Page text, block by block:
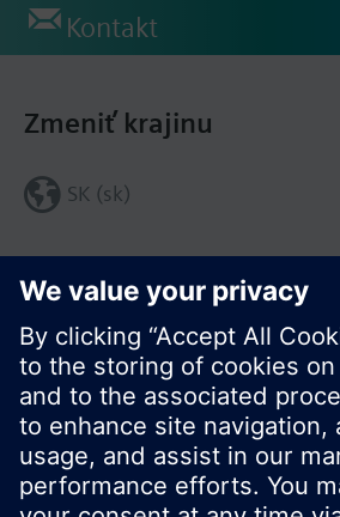
Kontakt
Zdieľať túto stránku:
Zmeniť krajinu
SK (sk)